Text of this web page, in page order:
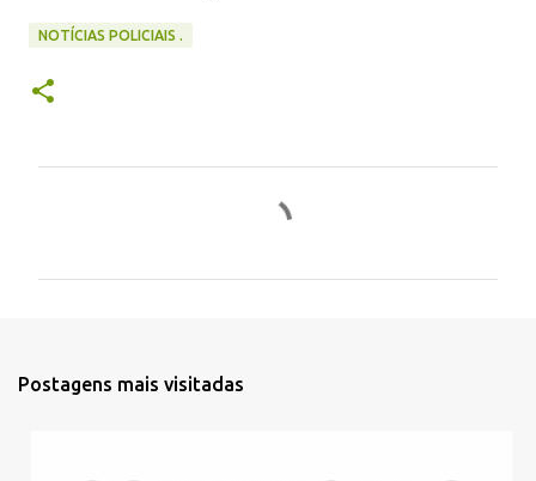
NOTÍCIAS POLICIAIS .
Postagens mais visitadas